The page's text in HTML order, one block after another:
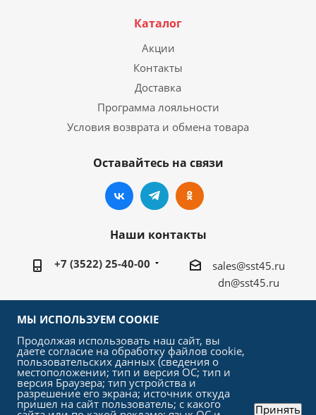
Каталог
Акции
Контакты
Доставка
Программа лояльности
Условия возврата и обмена товара
Оставайтесь на связи
Наши контакты
+7 (3522) 25-40-00
sales@sst45.ru
dn@sst45.ru
640027, Россия, г.Курган, ул.Омская 76а
2026 © «СтройСельхозТорг»
МЫ ИСПОЛЬЗУЕМ COOKIE
Продолжая использовать наш сайт, вы
даете согласие на обработку файлов cookie,
пользовательских данных (сведения о
местоположении; тип и версия ОС; тип и
версия Браузера; тип устройства и
разрешение его экрана; источник откуда
пришел на сайт пользователь; с какого Принять